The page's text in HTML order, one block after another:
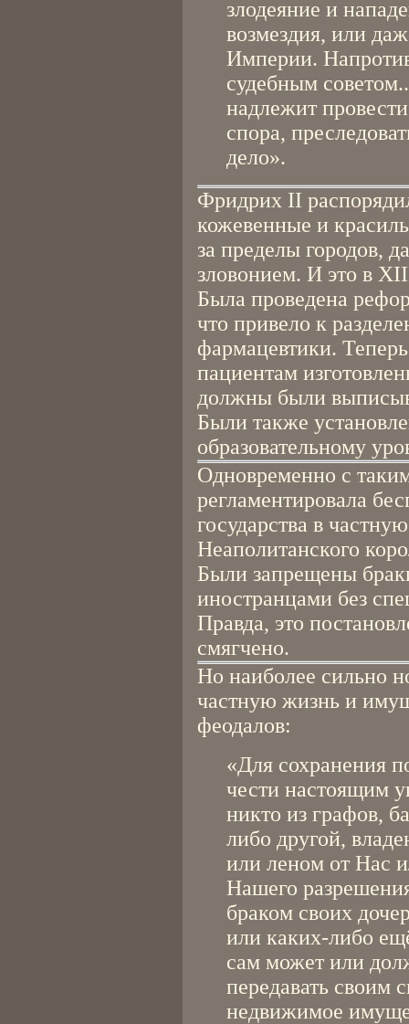
злодеяние и
возмездия, или
Империи.
судебным
надлежит
спора,
дело».
Фридрих II
кожевенные и
за пределы городов,
зловонием. И это в
Была проведена
что привело к
фармацевтики.
пациентам
должны были
Были также
образовательному
Одновременно с
регламентировала
государства в
Неаполитанского
Были запрещены
иностранцами без
Правда, это
смягчено.
Но наиболее сильно
частную жизнь и
феодалов:
«Для сохранения
чести настоящим
никто из графов,
либо другой,
или леном от Нас
Нашего
браком своих
или каких-либо
сам может или
передавать своим
недвижимое